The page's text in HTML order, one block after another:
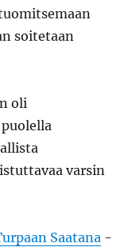
soitetaan
oli
varsin
Saatana -